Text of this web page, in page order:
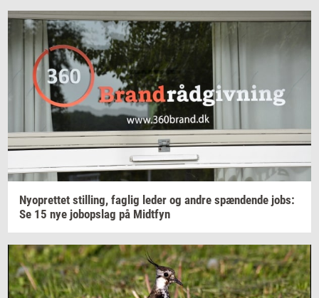
Ny­op­ret­tet stil­ling, fag­lig leder og andre spæn­den­de jobs:
Se 15 nye jo­bop­slag på Midt­fyn